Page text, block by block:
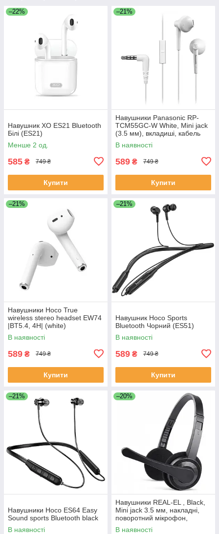
–22%
Навушник XO ES21 Bluetooth
Білі (ES21)
Менше 2 од.
585 ₴ 749 ₴
Купити
–21%
Навушники Panasonic RP-
TCM55GC-W White, Mini jack
(3.5 мм), вкладиші, кабель
1,1 м
В наявності
589 ₴ 749 ₴
Купити
–21%
Навушники Hoco True
wireless stereo headset EW74
|BT5.4, 4H| (white)
В наявності
589 ₴ 749 ₴
Купити
–21%
Навушник Hoco Sports
Bluetooth Чорний (ES51)
В наявності
589 ₴ 749 ₴
Купити
–21%
Навушники Hoco ES64 Easy
Sound sports Bluetooth black
В наявності
–20%
Навушники REAL-EL , Black,
Mini jack 3.5 мм, накладні,
поворотний мікрофон,
кабель 1.5 м
В наявності